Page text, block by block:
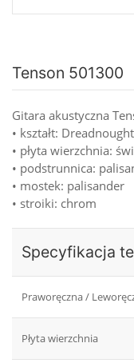
Tenson 501300
Gitara akustyczna
• kształt: Dreadnought
• płyta wierzchnia:
• podstrunnica:
• mostek: palisander
• stroiki: chrom
Specyfikacja
Praworęczna /
Płyta wierzchnia